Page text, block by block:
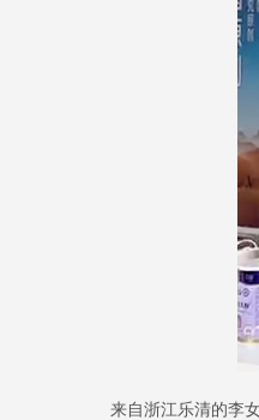
来自浙江乐清的李